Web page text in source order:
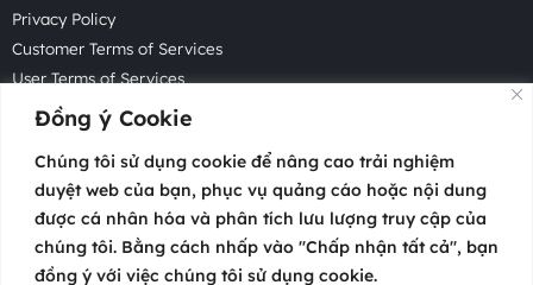
Đồng ý Cookie
Chúng tôi sử dụng cookie để nâng cao trải nghiệm
duyệt web của bạn, phục vụ quảng cáo hoặc nội dung
được cá nhân hóa và phân tích lưu lượng truy cập của
chúng tôi. Bằng cách nhấp vào "Chấp nhận tất cả", bạn
đồng ý với việc chúng tôi sử dụng cookie.
Privacy Policy
Customer Terms of Services
User Terms of Services
Acceptable Use Policy
Cookie Policy
Cookie Settings
Law Enforcement Request